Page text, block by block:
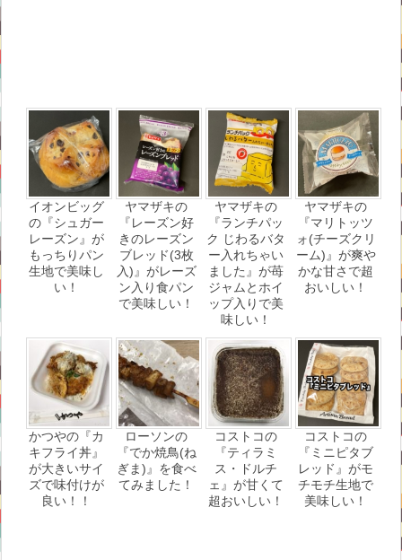
イオンビッグ
の『シュガー
レーズン』が
もっちりパン
生地で美味し
い！
ヤマザキの
『レーズン好
きのレーズン
ブレッド(3枚
入)』がレーズ
ン入り食パン
で美味しい！
ヤマザキの
『ランチパッ
ク じわるバタ
ー入れちゃい
ました』が苺
ジャムとホイ
ップ入りで美
味しい！
ヤマザキの
『マリトッツ
ォ(チーズクリ
ーム)』が爽や
かな甘さで超
おいしい！
かつやの『カ
キフライ丼』
が大きいサイ
ズで味付けが
良い！！
ローソンの
『でか焼鳥(ね
ぎま)』を食べ
てみました！
コストコの
『ティラミ
ス・ドルチ
ェ』が甘くて
超おいしい！
コストコの
『ミニピタブ
レッド』がモ
チモチ生地で
美味しい！